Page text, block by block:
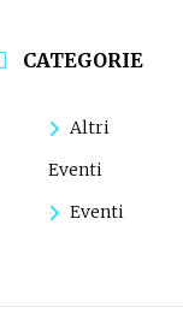
CATEGORIE
Altri
Eventi
Eventi